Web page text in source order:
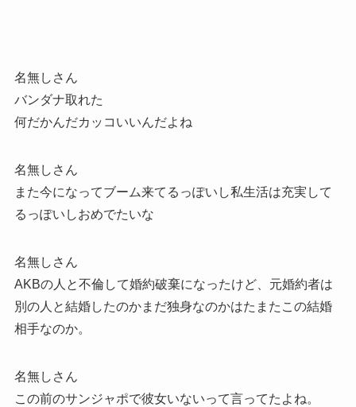
名無しさん
バンダナ取れた
何だかんだカッコいいんだよね
名無しさん
また今になってブーム来てるっぽいし私生活は充実して
るっぽいしおめでたいな
名無しさん
AKBの人と不倫して婚約破棄になったけど、元婚約者は
別の人と結婚したのかまだ独身なのかはたまたこの結婚
相手なのか。
名無しさん
この前のサンジャポで彼女いないって言ってたよね。